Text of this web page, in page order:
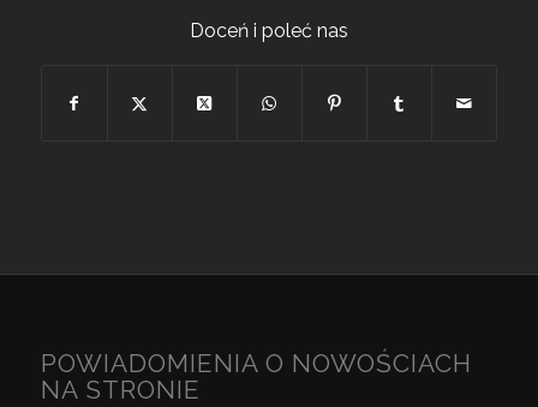
Doceń i poleć nas
POWIADOMIENIA O NOWOŚCIACH
NA STRONIE